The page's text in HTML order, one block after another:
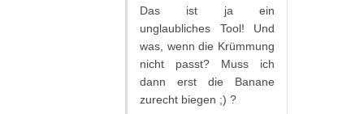
Das ist ja ein
unglaubliches Tool! Und
was, wenn die Krümmung
nicht passt? Muss ich
dann erst die Banane
zurecht biegen ;) ?